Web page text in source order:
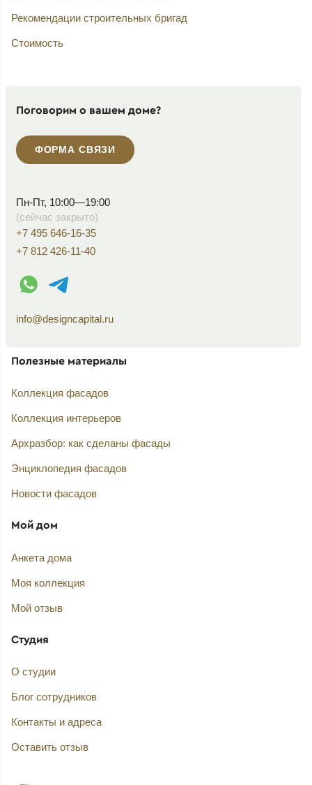
Рекомендации строительных бригад
Стоимость
Поговорим о вашем доме?
ФОРМА СВЯЗИ
Пн-Пт, 10:00—19:00
(сейчас закрыто)
+7 495 646-16-35
+7 812 426-11-40
WhatsApp контакт
Telegram контакт
info@designcapital.ru
Полезные материалы
Коллекция фасадов
Коллекция интерьеров
Архразбор: как сделаны фасады
Энциклопедия фасадов
Новости фасадов
Мой дом
Анкета дома
Моя коллекция
Мой отзыв
Студия
О студии
Блог сотрудников
Контакты и адреса
Оставить отзыв